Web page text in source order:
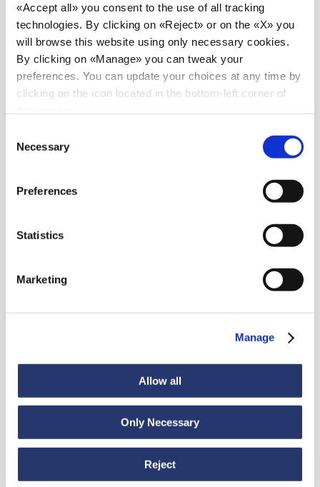
«Accept all» you consent to the use of all tracking
technologies. By clicking on «Reject» or on the «X» you
will browse this website using only necessary cookies.
By clicking on «Manage» you can tweak your
preferences. You can update your choices at any time by
clicking on the icon located in the bottom-left corner of
Selection
Necessary
Preferences
Statistics
Marketing
Manage
Allow all
Only Necessary
Reject
News